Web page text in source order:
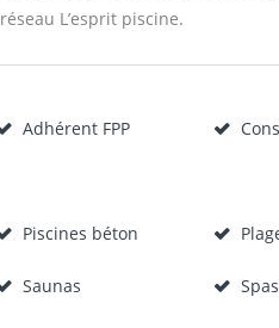
réseau L’esprit piscine.
Adhérent FPP
Piscines béton
Saunas Spas